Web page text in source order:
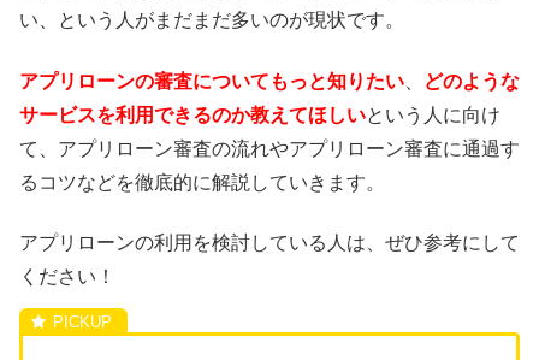
い、という人がまだまだ多いのが現状です。
アプリローンの審査についてもっと知りたい
どのような
サービスを利用できるのか教えてほしいという人に向け
て、アプリローン審査の流れやアプリローン審査に通過す
るコツなどを徹底的に解説していきます。
アプリローンの利用を検討している人は、ぜひ参考にして
ください！